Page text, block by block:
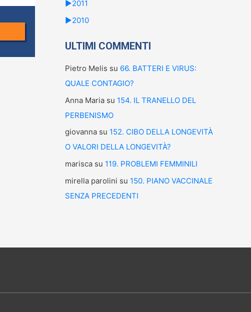
►2011
►2010
ULTIMI COMMENTI
Pietro Melis su 66. BATTERI E VIRUS:
QUALE CONTAGIO?
Anna Maria su 154. IL TRANELLO DEL
PERBENISMO
giovanna su 152. CIBO DELLA LONGEVITÀ
O VALORI DELLA LONGEVITÀ?
marisca su 119. PROBLEMI FEMMINILI
mirella parolini su 150. PIANO VACCINALE
SENZA PRECEDENTI